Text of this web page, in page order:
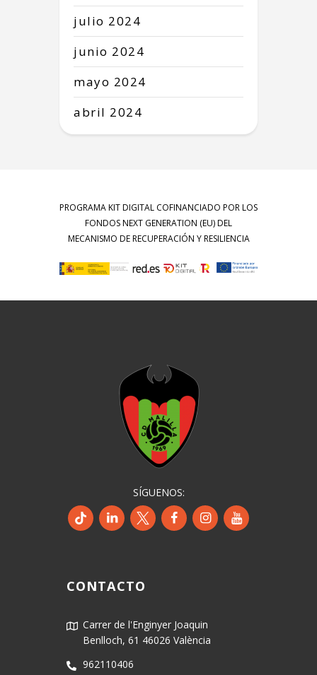
julio 2024
junio 2024
mayo 2024
abril 2024
PROGRAMA KIT DIGITAL COFINANCIADO POR LOS
FONDOS NEXT GENERATION (EU) DEL
MECANISMO DE RECUPERACIÓN Y RESILIENCIA
SÍGUENOS:
CONTACTO
Carrer de l'Enginyer Joaquin
Benlloch, 61 46026 València
962110406